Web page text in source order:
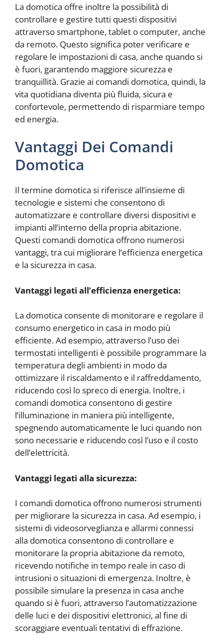
La domotica offre inoltre la possibilità di
controllare e gestire tutti questi dispositivi
attraverso smartphone, tablet o computer, anche
da remoto. Questo significa poter verificare e
regolare le impostazioni di casa, anche quando si
è fuori, garantendo maggiore sicurezza e
tranquillità. Grazie ai comandi domotica, quindi, la
vita quotidiana diventa più fluida, sicura e
confortevole, permettendo di risparmiare tempo
ed energia.
Vantaggi Dei Comandi
Domotica
Il termine domotica si riferisce all’insieme di
tecnologie e sistemi che consentono di
automatizzare e controllare diversi dispositivi e
impianti all’interno della propria abitazione.
Questi comandi domotica offrono numerosi
vantaggi, tra cui migliorare l’efficienza energetica
e la sicurezza in casa.
Vantaggi legati all’efficienza energetica:
La domotica consente di monitorare e regolare il
consumo energetico in casa in modo più
efficiente. Ad esempio, attraverso l’uso dei
termostati intelligenti è possibile programmare la
temperatura degli ambienti in modo da
ottimizzare il riscaldamento e il raffreddamento,
riducendo così lo spreco di energia. Inoltre, i
comandi domotica consentono di gestire
l’illuminazione in maniera più intelligente,
spegnendo automaticamente le luci quando non
sono necessarie e riducendo così l’uso e il costo
dell’elettricità.
Vantaggi legati alla sicurezza:
I comandi domotica offrono numerosi strumenti
per migliorare la sicurezza in casa. Ad esempio, i
sistemi di videosorveglianza e allarmi connessi
alla domotica consentono di controllare e
monitorare la propria abitazione da remoto,
ricevendo notifiche in tempo reale in caso di
intrusioni o situazioni di emergenza. Inoltre, è
possibile simulare la presenza in casa anche
quando si è fuori, attraverso l’automatizzazione
delle luci e dei dispositivi elettronici, al fine di
scoraggiare eventuali tentativi di effrazione.